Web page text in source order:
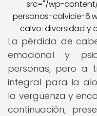
src="/wp-
personas-calvicie-
calvo: diversidad y
La pérdida de
emocional y
personas, pero a
integral para la
la vergüenza y
continuación,